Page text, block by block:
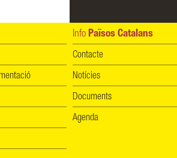
Info Països Catalans
Contacte
Notícies
Documents
Agenda